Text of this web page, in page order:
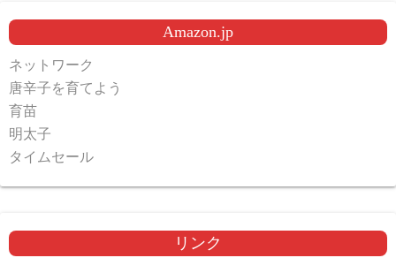
Amazon.jp
ネットワーク
唐辛子を育てよう
育苗
明太子
タイムセール
リンク